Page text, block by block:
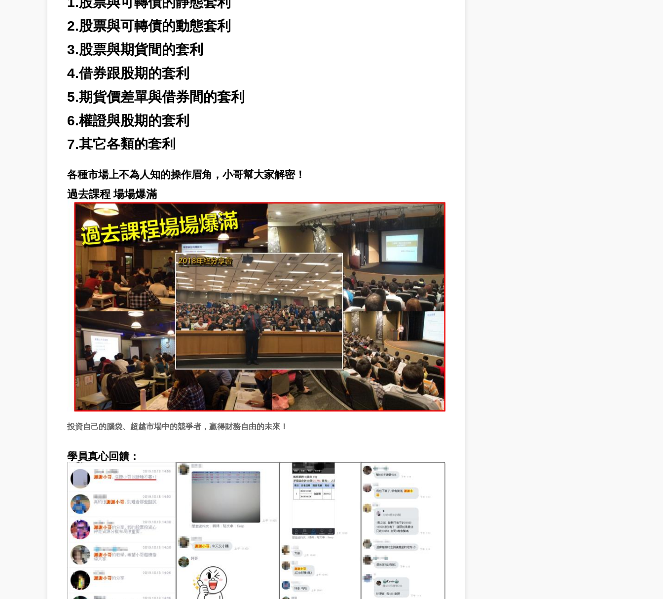
2.股票與可轉債的動態套利
3.股票與期貨間的套利
4.借券跟股期的套利
5.期貨價差單與借券間的套利
6.權證與股期的套利
7.其它各類的套利
各種市場上不為人知的操作眉角，小哥幫大家解密！
過去課程 場場爆滿
投資自己的腦袋、超越市場中的競爭者，贏得財務自由的未來！
學員真心回饋：